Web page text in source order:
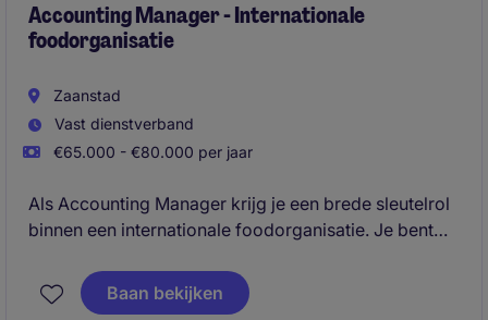
Accounting Manager - Internationale
foodorganisatie
Zaanstad
Vast dienstverband
€65.000 - €80.000 per jaar
Als Accounting Manager krijg je een brede sleutelrol
binnen een internationale foodorganisatie. Je bent
Dutch GAAP jaarrekeningen, maand- en
jaarafsluitingen en het verder optimaliseren en
Baan bekijken